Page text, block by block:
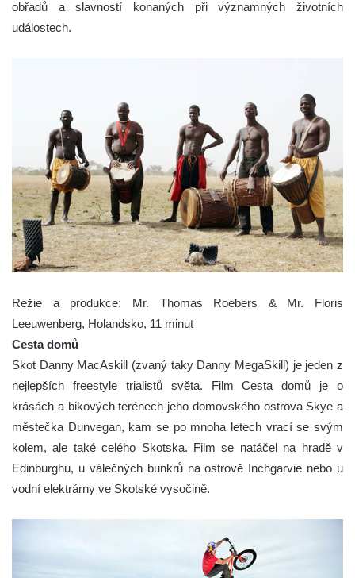
obřadů a slavností konaných při významných životních
událostech.
Režie a produkce: Mr. Thomas Roebers & Mr. Floris
Leeuwenberg, Holandsko, 11 minut
Cesta domů
Skot Danny MacAskill (zvaný taky Danny MegaSkill) je jeden z
nejlepších freestyle trialistů světa. Film Cesta domů je o
krásách a bikových terénech jeho domovského ostrova Skye a
městečka Dunvegan, kam se po mnoha letech vrací se svým
kolem, ale také celého Skotska. Film se natáčel na hradě v
Edinburghu, u válečných bunkrů na ostrově Inchgarvie nebo u
vodní elektrárny ve Skotské vysočině.